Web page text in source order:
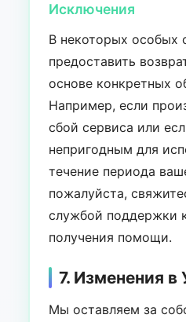
Исключения
В некоторых
предоставить
основе конкретных
Например, если
сбой сервиса или
непригодным для
течение периода
пожалуйста,
службой поддержки
получения помощи.
7. Изменения в
Мы оставляем за